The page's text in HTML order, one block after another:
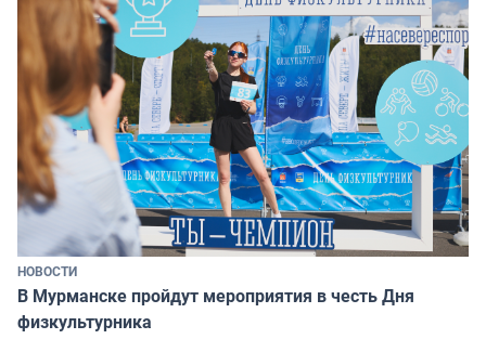
НОВОСТИ
В Мурманске пройдут мероприятия в честь Дня
физкультурника